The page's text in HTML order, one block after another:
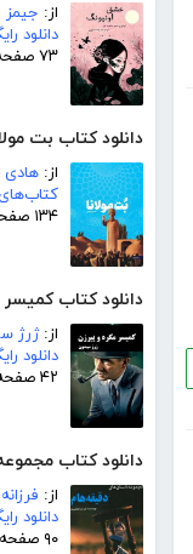
از: جیمز
دانلود
۷۳ صفحه
دانلود کتاب بت
از: هادی
۱۳۴ صفحه
دانلود کتاب
از:ژرژ
دانلود
۴۲ صفحه
دانلود کتاب
از:
دانلود
۹۰ صفحه